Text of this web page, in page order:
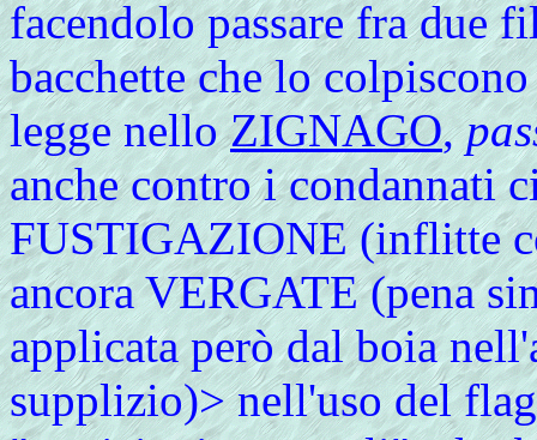
facendolo passare fra due
bacchette che lo
legge nelloZIGNAGO,
anche contro i condannati
FUSTIGAZIONE (inflitte
ancora VERGATE (pena
applicata però dal boia
supplizio)> nell'uso del